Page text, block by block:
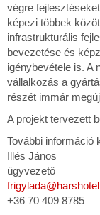
végre
képezi többek
infrastrukturális
bevezetése és
igénybevétele is. A
vállalkozás a
részét immár
A projekt tervezett
További információ
Illés János
ügyvezető
+36 70 409 8785